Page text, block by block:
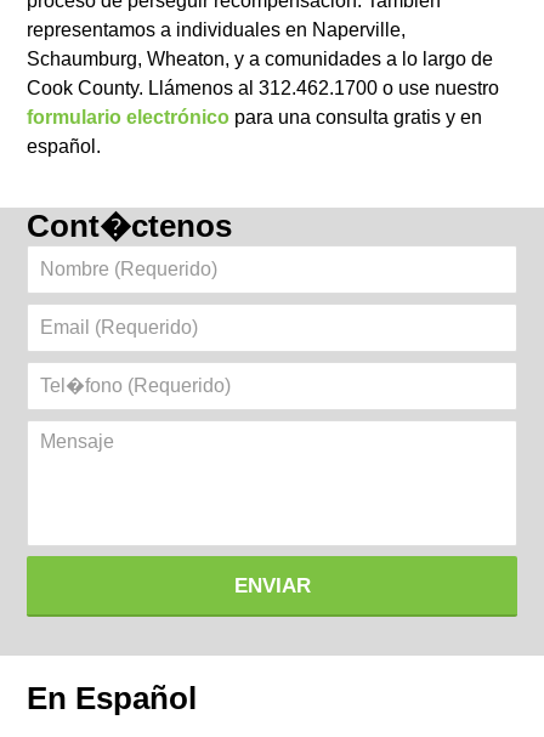
representamos a individuales en Naperville,
Schaumburg, Wheaton, y a comunidades a lo largo de
Cook County. Llámenos al 312.462.1700 o use nuestro
formulario electrónico para una consulta gratis y en
español.
Cont�ctenos
Nombre
Email
Tel�fono
Mensaje
ENVIAR
En Español